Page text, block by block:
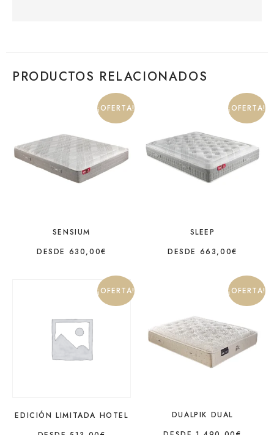
PRODUCTOS RELACIONADOS
¡OFERTA!
SENSIUM
DESDE 630,00€
¡OFERTA!
SLEEP
DESDE 663,00€
¡OFERTA!
EDICIÓN LIMITADA HOTEL
¡OFERTA!
DUALPIK DUAL